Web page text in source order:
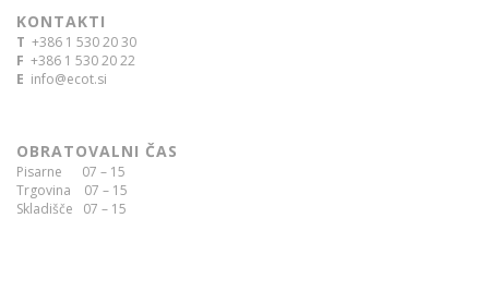
KONTAKTI
T +386 1 530 20 30
F +386 1 530 20 22
E info@ecot.si
OBRATOVALNI ČAS
Pisarne 07 – 15
Trgovina 07 – 15
Skladišče 07 – 15